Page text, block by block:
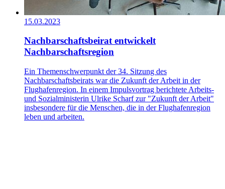
15.03.2023
Nachbarschaftsbeirat entwickelt
Nachbarschaftsregion
Ein Themenschwerpunkt der 34. Sitzung des
Nachbarschaftsbeirats war die Zukunft der Arbeit in der
Flughafenregion. In einem Impulsvortrag berichtete Arbeits-
und Sozialministerin Ulrike Scharf zur "Zukunft der Arbeit"
insbesondere für die Menschen, die in der Flughafenregion
leben und arbeiten.